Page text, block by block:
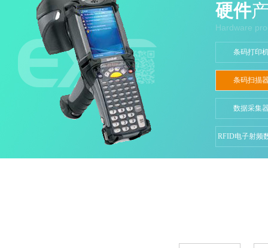
硬件
Hardware
条码打印
条码扫描
数据采集
RFID电子射频